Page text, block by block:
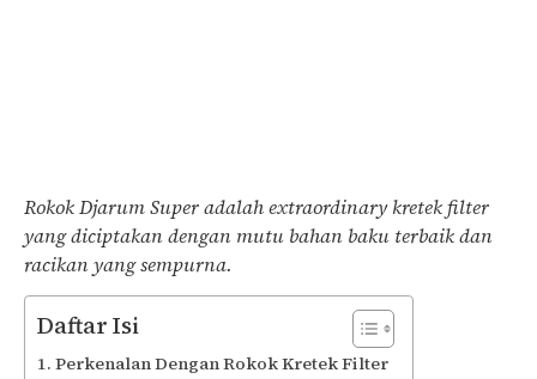
Rokok Djarum Super adalah extraordinary kretek filter
yang diciptakan dengan mutu bahan baku terbaik dan
racikan yang sempurna.
Daftar Isi
Perkenalan Dengan Rokok Kretek Filter